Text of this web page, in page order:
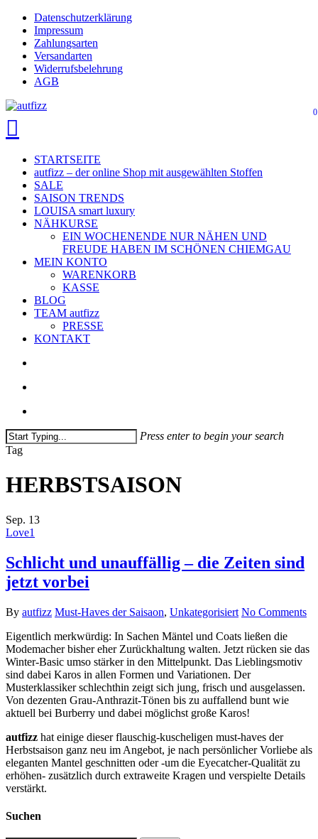
Skip
main
content
Datenschutzerklärung
Impressum
Zahlungsarten
Versandarten
Widerrufsbelehrung
AGB
search
account 0
STARTSEITE
autfizz – der online Shop mit ausgewählten Stoffen
SALE
SAISON TRENDS
LOUISA smart luxury
NÄHKURSE
EIN WOCHENENDE NUR NÄHEN UND
FREUDE HABEN IM SCHÖNEN CHIEMGAU
MEIN KONTO
WARENKORB
KASSE
BLOG
TEAM autfizz
PRESSE
KONTAKT
Press enter to begin your search
Close
Tag
HERBSTSAISON
Sep. 13
Love1
Schlicht und unauffällig – die Zeiten sind
jetzt vorbei
By autfizz Must-Haves der Saisaon, Unkategorisiert No Comments
Eigentlich merkwürdig: In Sachen Mäntel und Coats ließen die
Modemacher bisher eher Zurückhaltung walten. Jetzt rücken sie das
Winter-Basic umso stärker in den Mittelpunkt. Das Lieblingsmotiv
sind dabei Karos in allen Formen und Variationen. Der
Musterklassiker schlechthin zeigt sich jung, frisch und ausgelassen.
Von dezenten Grau-Anthrazit-Tönen bis zu auffallend bunt wie
aktuell bei Burberry und dabei möglichst große Karos!
autfizz hat einige dieser flauschig-kuscheligen must-haves der
Herbstsaison ganz neu im Angebot, je nach persönlicher Vorliebe als
eleganten Mantel geschnitten oder -um die Eyecatcher-Qualität zu
erhöhen- zusätzlich durch extraweite Kragen und verspielte Details
verstärkt.
Suchen